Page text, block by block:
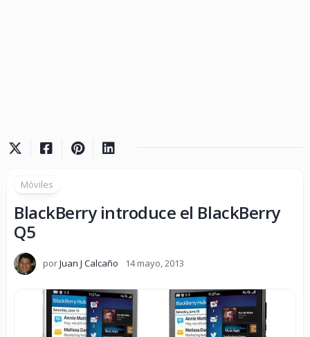
Móviles
BlackBerry introduce el BlackBerry
Q5
porJuan J Calcaño 14 mayo, 2013